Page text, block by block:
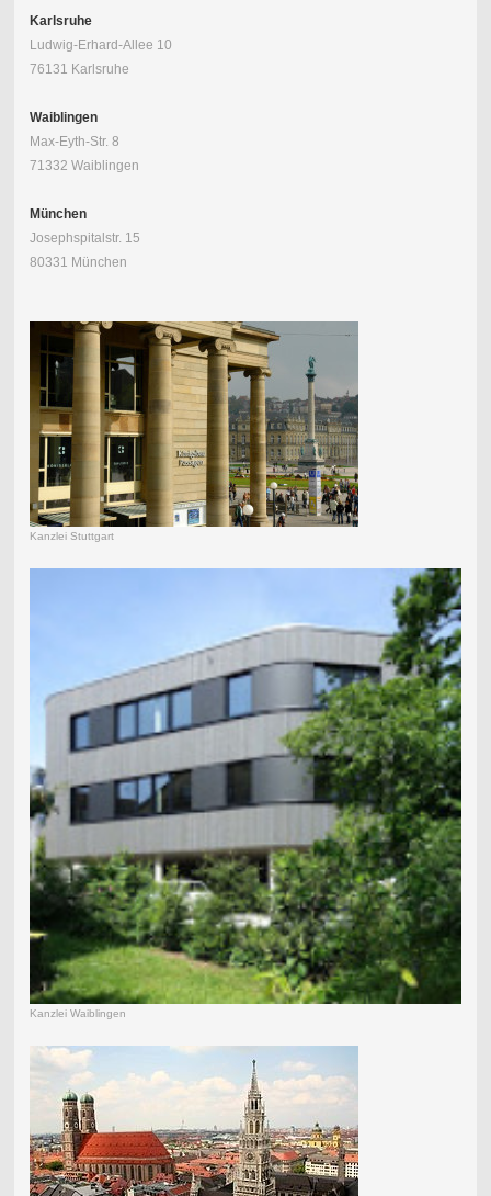
Karlsruhe
Ludwig-Erhard-Allee 10
76131 Karlsruhe
Waiblingen
Max-Eyth-Str. 8
71332 Waiblingen
München
Josephspitalstr. 15
80331 München
Kanzlei Stuttgart
Kanzlei Waiblingen